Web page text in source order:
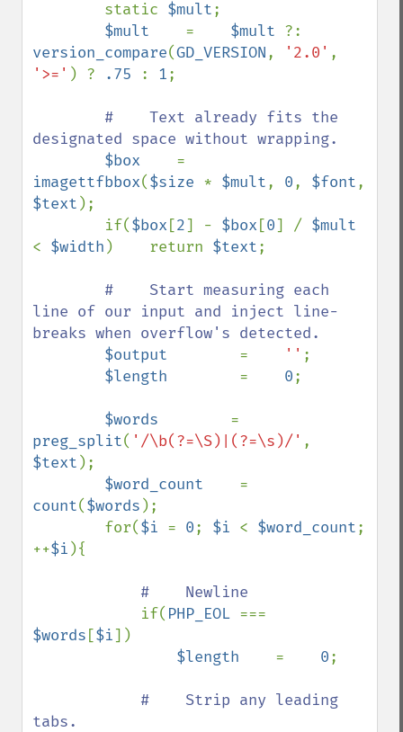
static $mult;
$mult = $mult
version_compare(GD_VERSION, '2.0'
'>=' ) ? .75 : 1;
#    Text already fits the
designated space without wrapping.
$box
imagettfbbox($size * $mult, 0, $font
$text );
        if(
$box [2] - $box [0] /
< $width )    return $text;
#    Start measuring each
line of our input and inject line-
breaks when overflow's detected.
$output = '' ;
$length = 0;
$words
preg_split( '/\b(?=\S)|(?=\s)/'
$text );
$word_count
count($words );
        for(
$i = 0; $i < $word_count;
++$i ){
#    Newline
if( PHP_EOL
$words [$i])
$length = 0;
#    Strip any leading
tabs.